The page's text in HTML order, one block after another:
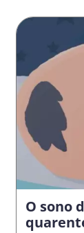
O sono